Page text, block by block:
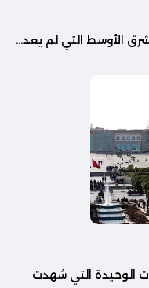
الأوسط التي لم يعد...
الوحيدة التي شهدت